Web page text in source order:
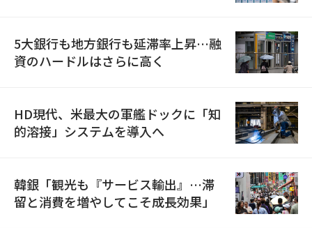
5大銀行も地方銀行も延滞率上昇…融
資のハードルはさらに高く
HD現代、米最大の軍艦ドックに「知
的溶接」システムを導入へ
韓銀「観光も『サービス輸出』…滞
留と消費を増やしてこそ成長効果」